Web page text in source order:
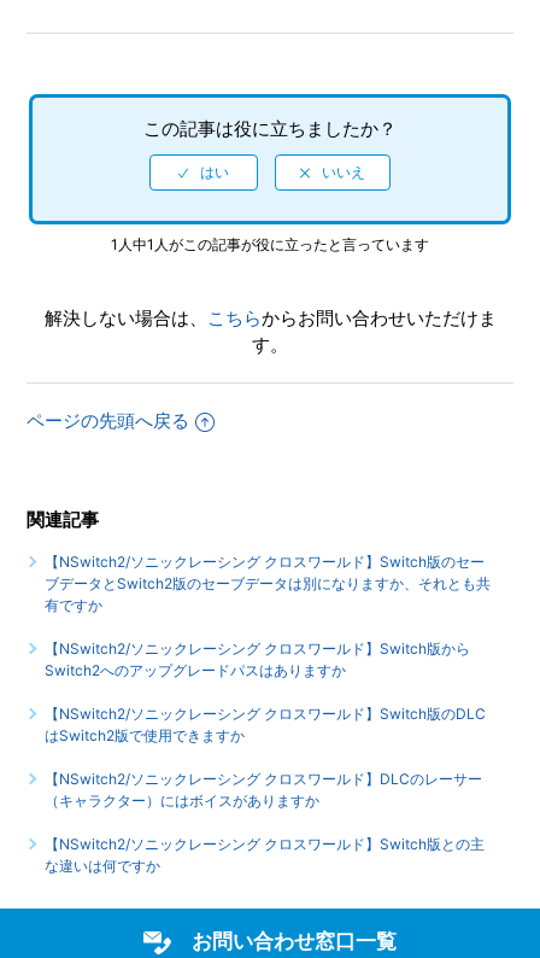
画やゲーム画面写真を、動画サイト／SNS等で公開してもい
【NSwitch2/ソニックレーシング クロスワールド】「キャプ
ーボタン」長押しの動画撮影機能に対応していますか
難しいのですが、何かコツはありませんか
【NSwitch2/ソニックレーシング クロスワールド】難易度設
ンプレイでボイスチャットをすることはできますか
もっと見る
この記事は役に立ちましたか？
1人中1人がこの記事が役に立ったと言っています
解決しない場合は、 こちらからお問い合わせいただけま
す。
ページの先頭へ戻る
関連記事
【NSwitch2/ソニックレーシング クロスワールド】Switch版のセー
ブデータとSwitch2版のセーブデータは別になりますか、それとも共
有ですか
【NSwitch2/ソニックレーシング クロスワールド】Switch版から
Switch2へのアップグレードパスはありますか
【NSwitch2/ソニックレーシング クロスワールド】Switch版のDLC
はSwitch2版で使用できますか
【NSwitch2/ソニックレーシング クロスワールド】DLCのレーサー
（キャラクター）にはボイスがありますか
【NSwitch2/ソニックレーシング クロスワールド】Switch版との主
な違いは何ですか
お問い合わせ窓口一覧